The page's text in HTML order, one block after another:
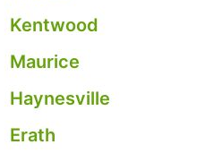
Kentwood
Maurice
Haynesville
Erath